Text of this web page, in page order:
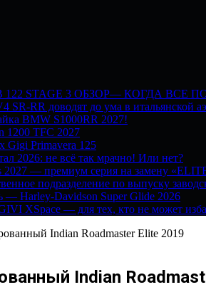
122 STAGE 3 ОБЗОР— КОГДА ВСЕ
SR-RR доводят до ума в итальянской
BMW S1000RR 2027!
1200 TFC 2027
Gigi Primavera 125
2026: не всё так мрачно! Или нет?
2027 — премиум серия на замену
подразделение по выпуску
— Harley-Davidson Super Glide 2026
XSpace — для тех, кто не может
Indian Roadmaster Elite 2019
Indian